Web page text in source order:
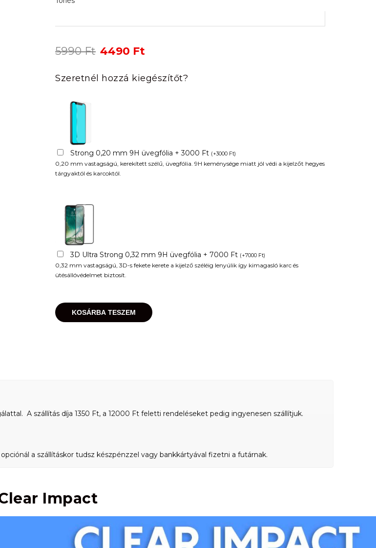
5990Ft Original
was:
5990 Ft.
4490 Ft
is:
4490 Ft.
Szeretnél hozzá kiegészítőt?
Strong 0,20 mm 9H üvegfólia + 3000 Ft (+3000 Ft)
0,20 mm vastagságú, kerekített szélű, üvegfólia. 9H keménysége miatt jól védi a kijelzőt hegyes
tárgyaktól és karcoktól.
3D Ultra Strong 0,32 mm 9H üvegfólia + 7000 Ft (+7000 Ft)
0,32 mm vastagságú, 3D-s fekete kerete a kijelző széléig lenyúlik így kimagasló karc és
ütésállóvédelmet biztosít.
KOSÁRBA TESZEM
A szállítás díja 1350 Ft, a 12000 Ft feletti rendeléseket pedig ingyenesen szállítjuk.
a szállításkor tudsz készpénzzel vagy bankkártyával fizetni a futárnak.
Impact